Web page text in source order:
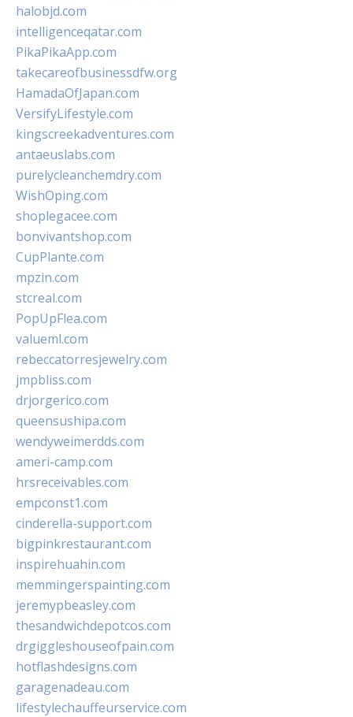
halobjd.com
intelligenceqatar.com
PikaPikaApp.com
takecareofbusinessdfw.org
HamadaOfJapan.com
VersifyLifestyle.com
kingscreekadventures.com
antaeuslabs.com
purelycleanchemdry.com
WishOping.com
shoplegacee.com
bonvivantshop.com
CupPlante.com
mpzin.com
stcreal.com
PopUpFlea.com
valueml.com
rebeccatorresjewelry.com
jmpbliss.com
drjorgerico.com
queensushipa.com
wendyweimerdds.com
ameri-camp.com
hrsreceivables.com
empconst1.com
cinderella-support.com
bigpinkrestaurant.com
inspirehuahin.com
memmingerspainting.com
jeremypbeasley.com
thesandwichdepotcos.com
drgiggleshouseofpain.com
hotflashdesigns.com
garagenadeau.com
lifestylechauffeurservice.com